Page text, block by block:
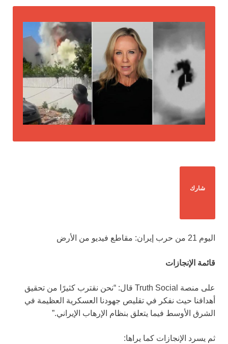
شارك
اليوم 21 من حرب إيران: مقاطع فيديو من الأرض
قائمة الإنجازات
على منصة Truth Social قال: “نحن نقترب كثيرًا من تحقيق
أهدافنا حيث نفكر في تقليص جهودنا العسكرية العظيمة في
الشرق الأوسط فيما يتعلق بنظام الإرهاب الإيراني.”
ثم يسرد الإنجازات كما يراها: